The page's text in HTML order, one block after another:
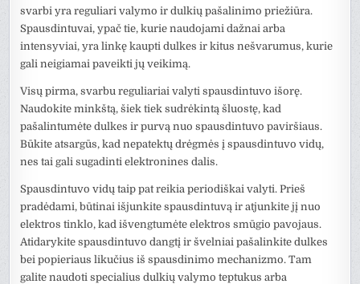
svarbi yra reguliari valymo ir dulkių pašalinimo priežiūra.
Spausdintuvai, ypač tie, kurie naudojami dažnai arba
intensyviai, yra linkę kaupti dulkes ir kitus nešvarumus, kurie
gali neigiamai paveikti jų veikimą.
Visų pirma, svarbu reguliariai valyti spausdintuvo išorę.
Naudokite minkštą, šiek tiek sudrėkintą šluostę, kad
pašalintumėte dulkes ir purvą nuo spausdintuvo paviršiaus.
Būkite atsargūs, kad nepatektų drėgmės į spausdintuvo vidų,
nes tai gali sugadinti elektronines dalis.
Spausdintuvo vidų taip pat reikia periodiškai valyti. Prieš
pradėdami, būtinai išjunkite spausdintuvą ir atjunkite jį nuo
elektros tinklo, kad išvengtumėte elektros smūgio pavojaus.
Atidarykite spausdintuvo dangtį ir švelniai pašalinkite dulkes
bei popieriaus likučius iš spausdinimo mechanizmo. Tam
galite naudoti specialius dulkių valymo teptukus arba